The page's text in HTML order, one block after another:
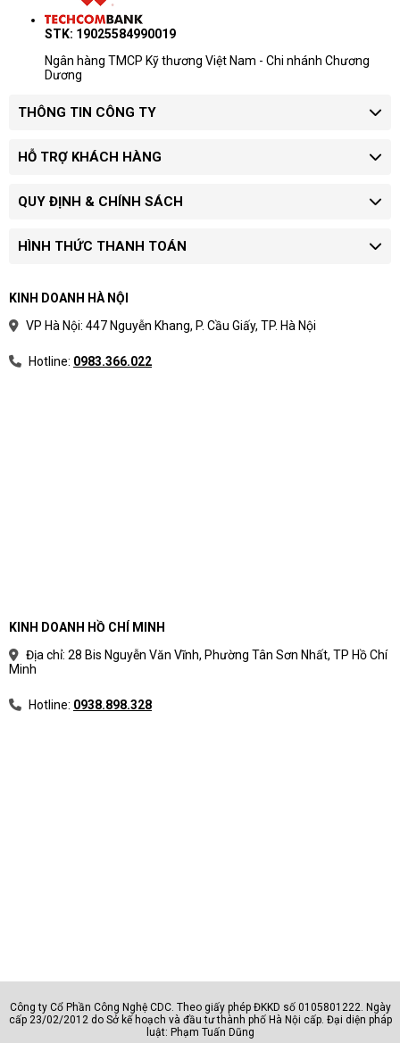
STK: 19025584990019
Ngân hàng TMCP Kỹ thương Việt Nam - Chi nhánh Chương
Dương
THÔNG TIN CÔNG TY
HỖ TRỢ KHÁCH HÀNG
QUY ĐỊNH & CHÍNH SÁCH
HÌNH THỨC THANH TOÁN
KINH DOANH HÀ NỘI
VP Hà Nội: 447 Nguyễn Khang, P. Cầu Giấy, TP. Hà Nội
Hotline: 0983.366.022
KINH DOANH HỒ CHÍ MINH
Địa chỉ: 28 Bis Nguyễn Văn Vĩnh, Phường Tân Sơn Nhất, TP Hồ Chí
Minh
Hotline: 0938.898.328
Công ty Cổ Phần Công Nghệ CDC. Theo giấy phép ĐKKD số 0105801222. Ngày
cấp 23/02/2012 do Sở kế hoạch và đầu tư thành phố Hà Nội cấp. Đại diện pháp
luật: Phạm Tuấn Dũng